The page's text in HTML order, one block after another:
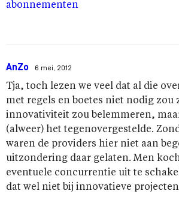
abonnementen
AnZo 6 mei, 2012
Tja, toch lezen we veel dat al die
met regels en boetes niet nodig zou
innovativiteit zou belemmeren,
(alweer) het tegenovergestelde.
waren de providers hier niet aan
uitzondering daar gelaten. Men
eventuele concurrentie uit te
dat wel niet bij innovatieve